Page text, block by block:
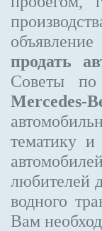
объявление
продать
Советы
тематику
любителей
водного
Вам